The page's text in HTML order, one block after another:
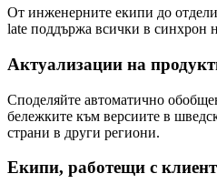
От инженерните екипи до
late поддържа всички в синхрон
Актуализации на
Споделяйте автоматично
бележките към версиите в
страни в други региони.
Екипи, работещи с